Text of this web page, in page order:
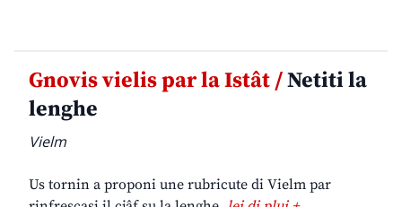
Gnovis vielis par la Istât /Netiti la
lenghe
Vielm
Us tornin a proponi une rubricute di Vielm par